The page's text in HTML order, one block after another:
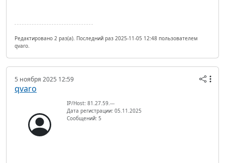
Редактировано 2 раз(а). Последний раз 2025-11-05 12:48 пользователем
qvaro.
5 ноября 2025 12:59
qvaro
IP/Host: 81.27.59.---
Дата регистрации: 05.11.2025
Сообщений: 5